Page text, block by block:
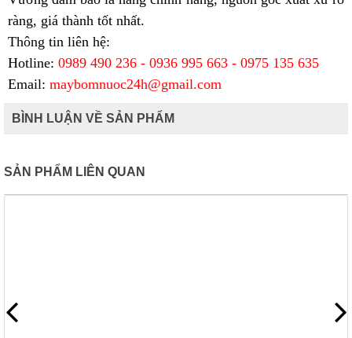
ràng, giá thành tốt nhất.
Thông tin liên hệ:
Hotline: 0989 490 236 - 0936 995 663 - 0975 135 635
Email: maybomnuoc24h@gmail.com
BÌNH LUẬN VỀ SẢN PHẨM
SẢN PHẨM LIÊN QUAN